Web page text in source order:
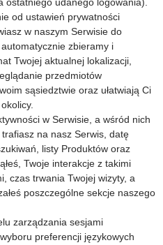
od ustawień prywatności
w naszym Serwisie do
zbieramy i
Twojej aktualnej lokalizacji,
przedmiotów
sąsiedztwie oraz ułatwiają Ci
w Serwisie, a wśród nich
na nasz Serwis, datę
listy Produktów oraz
Twoje interakcje z takimi
czas trwania Twojej wizyty, a
poszczególne sekcje naszego
zarządzania sesjami
preferencji językowych